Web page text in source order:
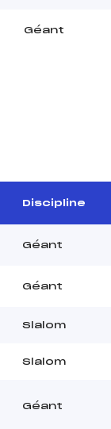
Géant
Discipline
Géant
Géant
Slalom
Slalom
Géant